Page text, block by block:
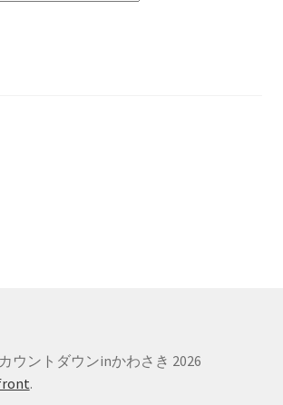
原発」成長論
そ私は原発に反対します
止めた町
ウントダウンinかわさき 2026
.